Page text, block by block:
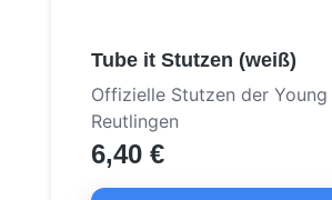
Tube it Stutzen (weiß)
Offizielle Stutzen der Young
Reutlingen
6,40 €